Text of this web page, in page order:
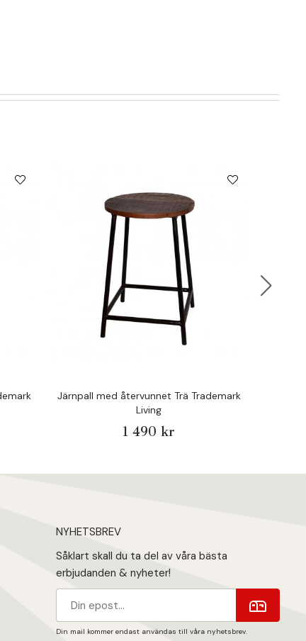
Järnpall med återvunnet Trä Trademark
Living
1 490 kr
NYHETSBREV
Såklart skall du ta del av våra bästa
erbjudanden & nyheter!
Din mail kommer endast användas till våra nyhetsbrev.